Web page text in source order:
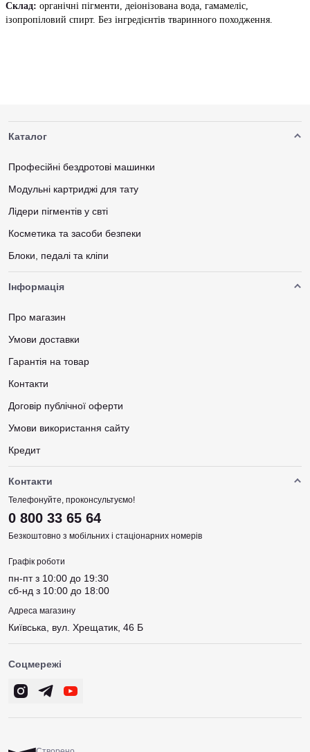
Склад: органічні пігменти, деіонізована вода, гамамеліс,
ізопропіловий спирт. Без інгредієнтів тваринного походження.
Каталог
Професійні бездротові машинки
Модульні картриджі для тату
Лідери пігментів у свті
Косметика та засоби безпеки
Блоки, педалі та кліпи
Інформація
Про магазин
Умови доставки
Гарантія на товар
Контакти
Договір публічної оферти
Умови використання сайту
Кредит
Контакти
Телефонуйте, проконсультуємо!
0 800 33 65 64
Безкоштовно з мобільних і стаціонарних номерів
Графік роботи
пн-пт з 10:00 до 19:30
сб-нд з 10:00 до 18:00
Адреса магазину
Київська, вул. Хрещатик, 46 Б
Соцмережі